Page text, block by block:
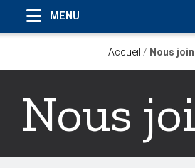
Accueil / Nous
Nous